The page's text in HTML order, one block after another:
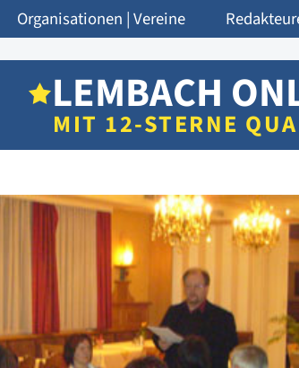
Organisationen | Vereine
LEMBACH
MIT 12-STERNE